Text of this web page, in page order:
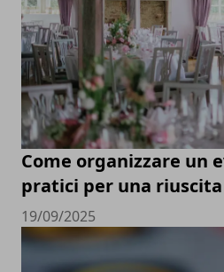
Come organizzare un
pratici per una
19/09/2025